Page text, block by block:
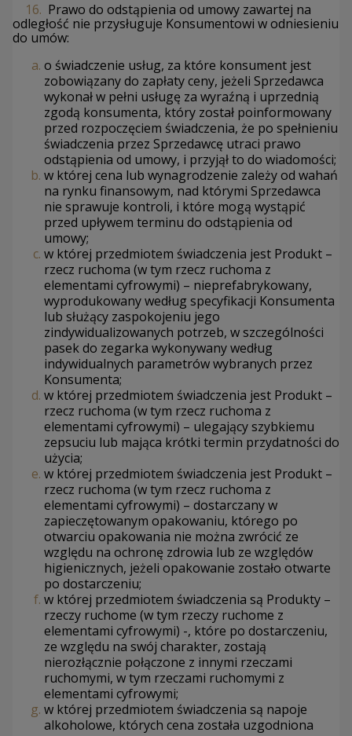
16. Prawo do odstąpienia od umowy zawartej na
odległość nie przysługuje Konsumentowi w odniesieniu
do umów:
o świadczenie usług, za które konsument jest
zobowiązany do zapłaty ceny, jeżeli Sprzedawca
wykonał w pełni usługę za wyraźną i uprzednią
zgodą konsumenta, który został poinformowany
przed rozpoczęciem świadczenia, że po spełnieniu
świadczenia przez Sprzedawcę utraci prawo
odstąpienia od umowy, i przyjął to do wiadomości;
w której cena lub wynagrodzenie zależy od wahań
na rynku finansowym, nad którymi Sprzedawca
nie sprawuje kontroli, i które mogą wystąpić
przed upływem terminu do odstąpienia od
umowy;
w której przedmiotem świadczenia jest Produkt –
rzecz ruchoma (w tym rzecz ruchoma z
elementami cyfrowymi) – nieprefabrykowany,
wyprodukowany według specyfikacji Konsumenta
lub służący zaspokojeniu jego
zindywidualizowanych potrzeb, w szczególności
pasek do zegarka wykonywany według
indywidualnych parametrów wybranych przez
Konsumenta;
w której przedmiotem świadczenia jest Produkt –
rzecz ruchoma (w tym rzecz ruchoma z
elementami cyfrowymi) – ulegający szybkiemu
zepsuciu lub mająca krótki termin przydatności do
użycia;
w której przedmiotem świadczenia jest Produkt –
rzecz ruchoma (w tym rzecz ruchoma z
elementami cyfrowymi) – dostarczany w
zapieczętowanym opakowaniu, którego po
otwarciu opakowania nie można zwrócić ze
względu na ochronę zdrowia lub ze względów
higienicznych, jeżeli opakowanie zostało otwarte
po dostarczeniu;
w której przedmiotem świadczenia są Produkty –
rzeczy ruchome (w tym rzeczy ruchome z
elementami cyfrowymi) -, które po dostarczeniu,
ze względu na swój charakter, zostają
nierozłącznie połączone z innymi rzeczami
ruchomymi, w tym rzeczami ruchomymi z
elementami cyfrowymi;
w której przedmiotem świadczenia są napoje
alkoholowe, których cena została uzgodniona